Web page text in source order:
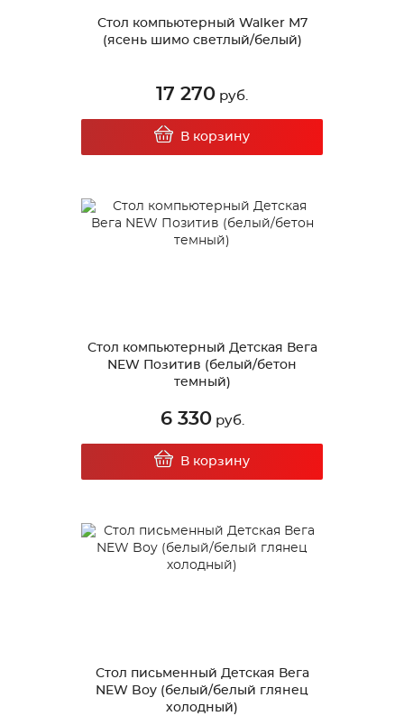
Стол компьютерный Walker М7
(ясень шимо светлый/белый)
17 270 руб.
В корзину
Стол компьютерный Детская Вега
NEW Позитив (белый/бетон
темный)
6 330руб.
В корзину
Стол письменный Детская Вега
NEW Boy (белый/белый глянец
холодный)